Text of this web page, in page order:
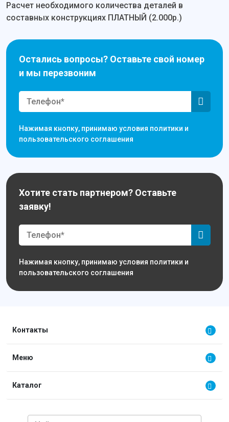
Расчет необходимого количества деталей в
составных конструкциях ПЛАТНЫЙ (2.000р.)
Остались вопросы? Оставьте свой номер
и мы перезвоним
Нажимая кнопку, принимаю условия политики и
пользовательского соглашения
Хотите стать партнером? Оставьте
заявку!
Нажимая кнопку, принимаю условия политики и
пользовательского соглашения
Контакты
Меню
Каталог